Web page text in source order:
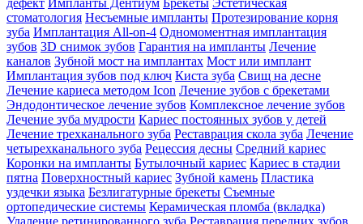
стоматология Несъемные импланты Протезирование корня
зуба Имплантация All-on-4 Одномоментная имплантация
зубов 3D снимок зубов Гарантия на импланты Лечение
каналов Зубной мост на имплантах Мост или имплант
Имплантация зубов под ключ Киста зуба Свищ на десне
Лечение кариеса методом Icon Лечение зубов с брекетами
Эндодонтическое лечение зубов Комплексное лечение зубов
Лечение зуба мудрости Кариес постоянных зубов у детей
Лечение трехканального зуба Реставрация скола зуба Лечение
четырехканального зуба Рецессия десны Средний кариес
Коронки на импланты Бутылочный кариес Кариес в стадии
пятна Поверхностный кариес Зубной камень Пластика
уздечки языка Безлигатурные брекеты Съемные
ортопедические системы Керамическая пломба (вкладка)
Удаление ретинированного зуба Реставрация передних зубов